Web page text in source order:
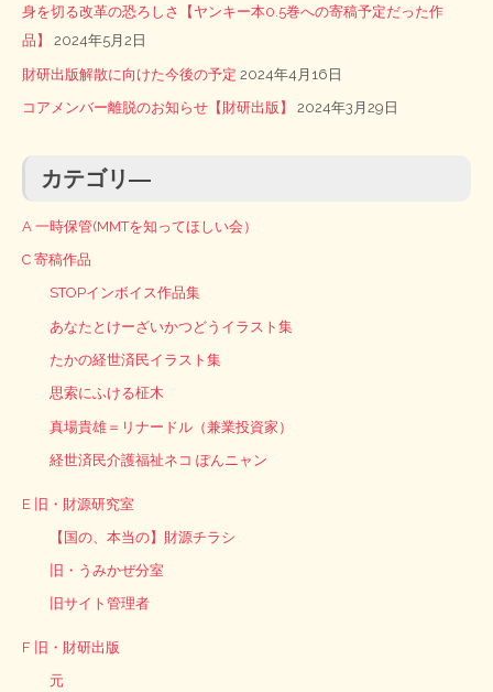
身を切る改革の恐ろしさ【ヤンキー本0.5巻への寄稿予定だった作
品】
2024年5月2日
財研出版解散に向けた今後の予定 2024年4月16日
コアメンバー離脱のお知らせ【財研出版】 2024年3月29日
カテゴリ―
A 一時保管(MMTを知ってほしい会）
C 寄稿作品
STOPインボイス作品集
あなたとけーざいかつどうイラスト集
たかの経世済民イラスト集
思索にふける柾木
真場貴雄＝リナードル（兼業投資家）
経世済民介護福祉ネコ ぽんニャン
E 旧・財源研究室
【国の、本当の】財源チラシ
旧・うみかぜ分室
旧サイト管理者
F 旧・財研出版
元